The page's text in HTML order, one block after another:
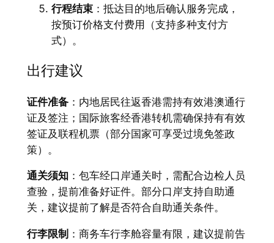
行程结束：抵达目的地后确认服务完成，
按预订价格支付费用（支持多种支付方
式）。
出行建议
证件准备：内地居民往返香港需持有效港澳通行
证及签注；国际旅客经香港转机需确保持有有效
签证及联程机票（部分国家可享受过境免签政
策）。
通关须知 ：包车经口岸通关时，需配合边检人员
查验，提前准备好证件。部分口岸支持自助通
关，建议提前了解是否符合自助通关条件。
行李限制 ：商务车行李舱容量有限，建议提前告